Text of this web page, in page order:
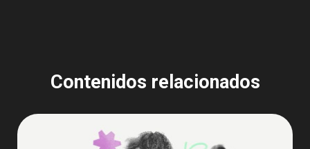
Contenidos relacionados